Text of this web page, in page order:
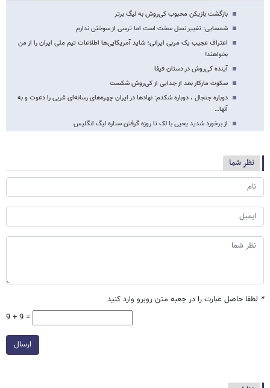
بازگشت بازیکن محبوب کی‌روش به لیگ برتر
شمسایی: تغییر نسل سخت است اما ترسی از سوختن ندارم
اعتراف عجیب یک مربی ایرانی؛ شاید آمریکایی‌ها اطلاعات تیم ملی ایران را از من
بخواهند!
آینده کی‌روش در دستان فیفا
سکوت مارکار بعد از جدایی از کی‌روش شکست
دوباره جنجال ، دوباره شکدم: نهادها در ایران چهره‌های رسانه‌ای غربی را دعوت و به
آنها…
از برخورد شدید یحیی با لک تا روزه گرفتن ستاره لیگ انگلیس
نظر شما
* لطفا حاصل عبارت را در جعبه متن روبرو وارد کنید
9 + 9 =
ارسال